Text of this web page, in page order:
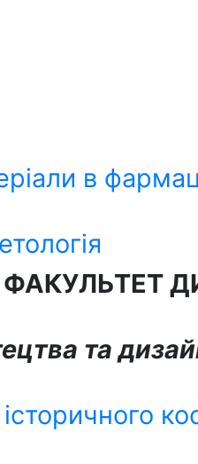
в
ФАКУЛЬТЕТ
та